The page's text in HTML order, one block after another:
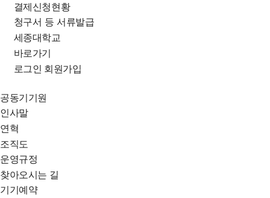
결제신청현황
청구서 등 서류발급
세종대학교
바로가기
로그인 회원가입
공동기기원
인사말
연혁
조직도
운영규정
찾아오시는 길
기기예약